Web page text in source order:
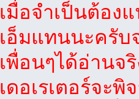
เมื่อจำเป็นต้อง
เอ็มแทนนะครับ
เพื่อนๆได้อ่านจ
เดอเรเตอร์จะ